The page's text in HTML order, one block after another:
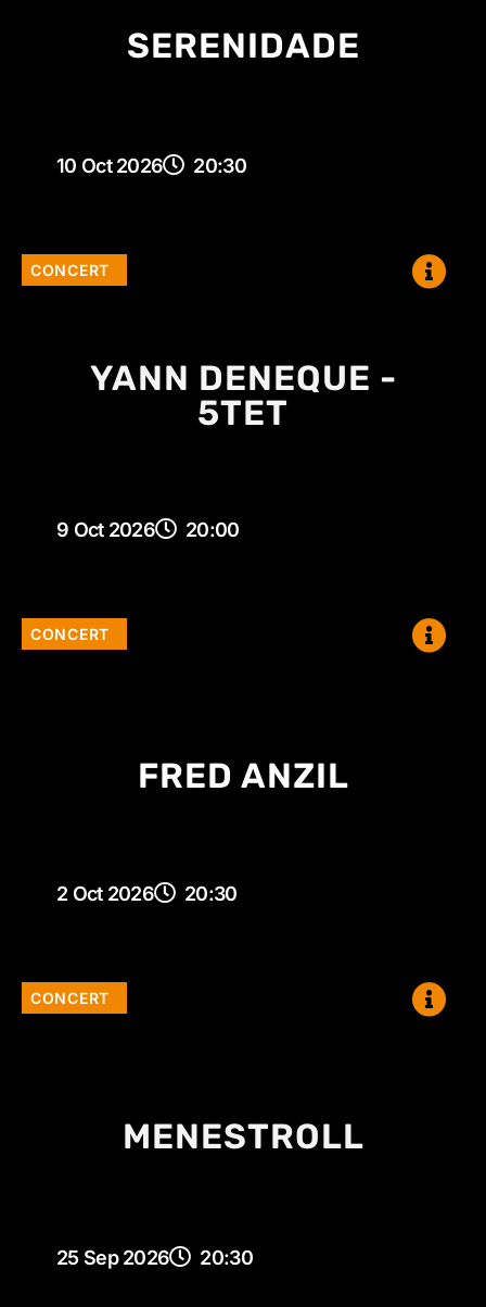
SERENIDADE
10 Oct 2026 20:30
CONCERT
YANN DENEQUE -
5TET
9 Oct 2026 20:00
CONCERT
FRED ANZIL
2 Oct 2026 20:30
CONCERT
MENESTROLL
25 Sep 2026 20:30